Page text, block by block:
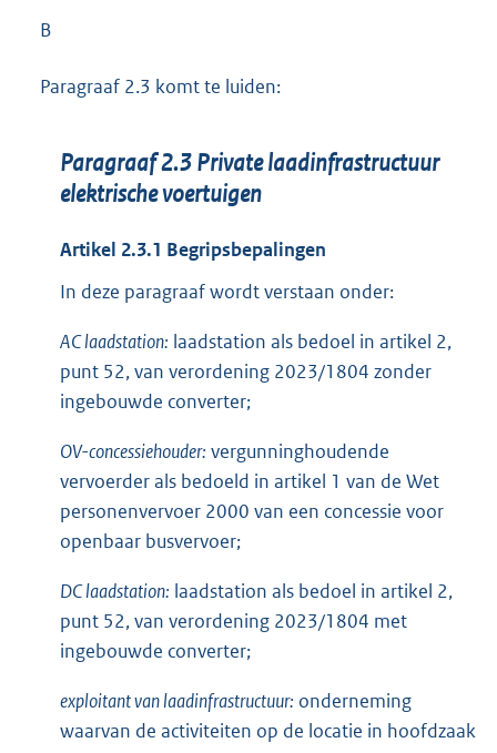
B
Paragraaf 2.3 komt te luiden:
Paragraaf 2.3 Private laadinfrastructuur
elektrische voertuigen
Artikel 2.3.1 Begripsbepalingen
In deze paragraaf wordt verstaan onder:
AC laadstation: laadstation als bedoel in artikel 2,
punt 52, van verordening 2023/1804 zonder
ingebouwde converter;
OV-concessiehouder: vergunninghoudende
vervoerder als bedoeld in artikel 1 van de Wet
personenvervoer 2000 van een concessie voor
openbaar busvervoer;
DC laadstation: laadstation als bedoel in artikel 2,
punt 52, van verordening 2023/1804 met
ingebouwde converter;
exploitant van laadinfrastructuur: onderneming
waarvan de activiteiten op de locatie in hoofdzaak